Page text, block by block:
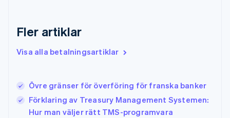
Fler artiklar
Visa alla betalningsartiklar
Övre gränser för överföring för franska banker
Förklaring av Treasury Management Systemen:
Hur man väljer rätt TMS-programvara
简体中文
Indien
Irland
ItalianoEnglish
Japan
日本語 English